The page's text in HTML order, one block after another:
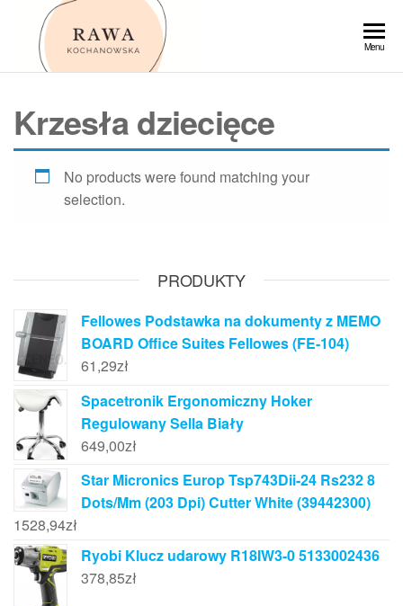
Przejdź
Menu
Krzesła dziecięce
No products were found matching your
selection.
PRODUKTY
Fellowes Podstawka na dokumenty z MEMO
BOARD Office Suites Fellowes (FE-104)
61,29zł
Spacetronik Ergonomiczny Hoker
Regulowany Sella Biały
649,00zł
Star Micronics Europ Tsp743Dii-24 Rs232 8
Dots/Mm (203 Dpi) Cutter White (39442300)
1528,94zł
Ryobi Klucz udarowy R18IW3-0 5133002436
378,85zł